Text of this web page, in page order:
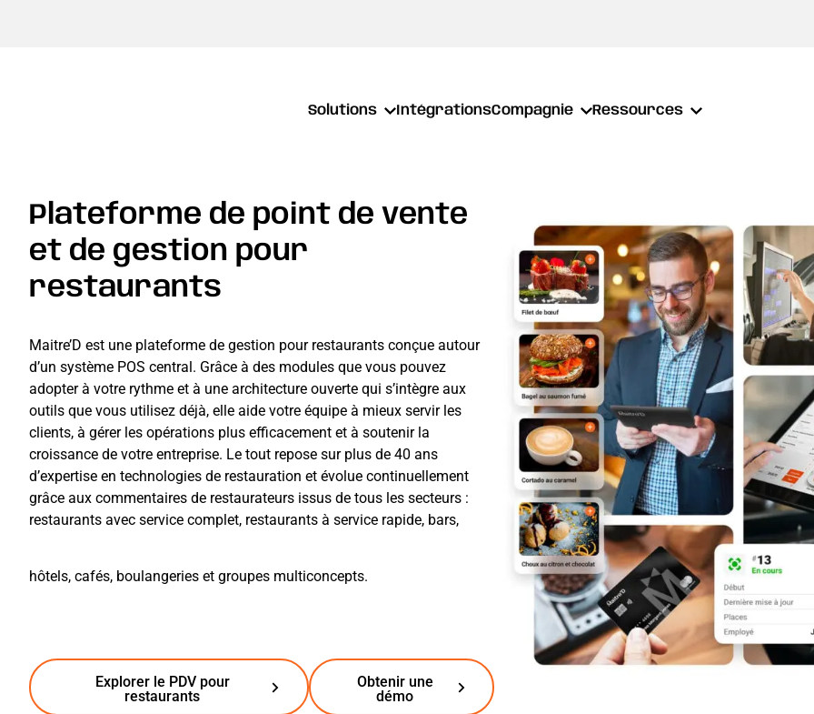
Solutions IntégrationsCompagnie Ressources
Plateforme de point de vente
et de gestion pour
restaurants
Maitre’D est une plateforme de gestion pour restaurants conçue autour
d’un système POS central. Grâce à des modules que vous pouvez
adopter à votre rythme et à une architecture ouverte qui s’intègre aux
outils que vous utilisez déjà, elle aide votre équipe à mieux servir les
clients, à gérer les opérations plus efficacement et à soutenir la
croissance de votre entreprise. Le tout repose sur plus de 40 ans
d’expertise en technologies de restauration et évolue continuellement
grâce aux commentaires de restaurateurs issus de tous les secteurs :
restaurants avec service complet, restaurants à service rapide, bars,
hôtels, cafés, boulangeries et groupes multiconcepts.
Explorer le PDV pour
restaurants
Obtenir une
démo